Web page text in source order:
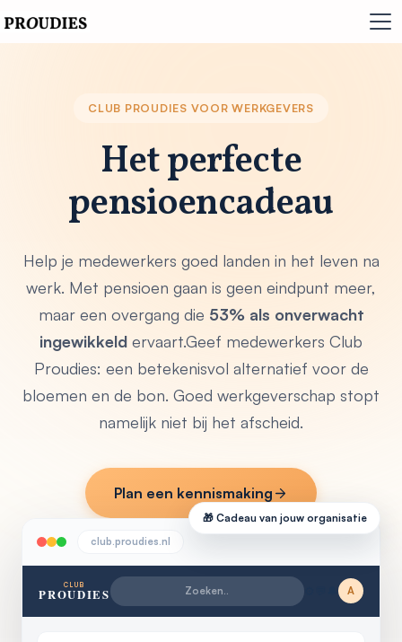
CLUB PROUDIES VOOR WERKGEVERS
Het perfecte
pensioencadeau
Help je medewerkers goed landen in het leven na
werk. Met pensioen gaan is geen eindpunt meer,
maar een overgang die 53% als onverwacht
ingewikkeld ervaart.Geef medewerkers Club
Proudies: een betekenisvol alternatief voor de
bloemen en de bon. Goed werkgeverschap stopt
namelijk niet bij het afscheid.
Plan een kennismaking
club.proudies.nl
CLUB
PROUDIES Zoeken.. ⚙ A
🎁 Cadeau van jouw organisatie